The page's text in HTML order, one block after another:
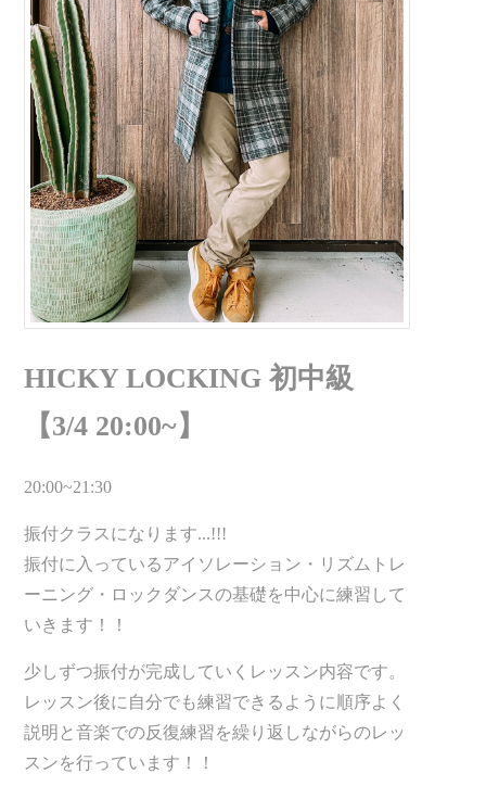
HICKY LOCKING 初中級
【3/4 20:00~】
20:00~21:30
振付クラスになります...!!!
振付に入っているアイソレーション・リズムトレ
ーニング・ロックダンスの基礎を中心に練習して
いきます！！
少しずつ振付が完成していくレッスン内容です。
レッスン後に自分でも練習できるように順序よく
説明と音楽での反復練習を繰り返しながらのレッ
スンを行っています！！